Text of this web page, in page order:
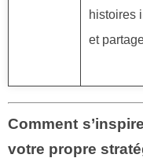
histoires
et
Comment
votre propre